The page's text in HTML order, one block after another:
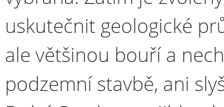
uskutečnit geologické
ale většinou bouří a
podzemní stavbě, ani